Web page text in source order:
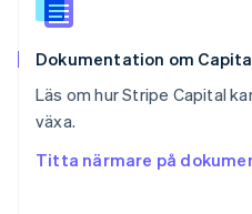
Dokumentation om
Läs om hur Stripe Capital
växa.
Titta närmare på
Storbritannien
Sverige
Thailand
ไทย
English